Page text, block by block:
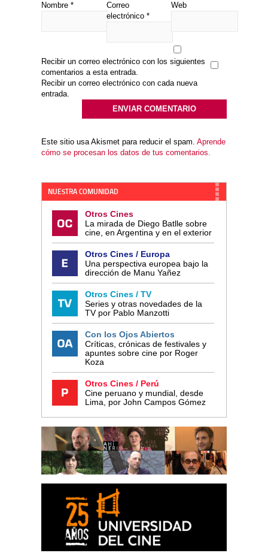
Nombre *
Correo
electrónico *
Web
Recibir un correo electrónico con los siguientes
comentarios a esta entrada.
Recibir un correo electrónico con cada nueva
entrada.
Este sitio usa Akismet para reducir el spam. Aprende
cómo se procesan los datos de tus comentarios.
NUESTRA COMUNIDAD
Otros Cines
La mirada de Diego Batlle sobre
cine, en Argentina y en el exterior
Otros Cines / Europa
Una perspectiva europea bajo la
dirección de Manu Yañez
Otros Cines / TV
Series y otras novedades de la
TV por Pablo Manzotti
Con los Ojos Abiertos
Críticas, crónicas de festivales y
apuntes sobre cine por Roger
Koza
Otros Cines / Perú
Cine peruano y mundial, desde
Lima, por John Campos Gómez